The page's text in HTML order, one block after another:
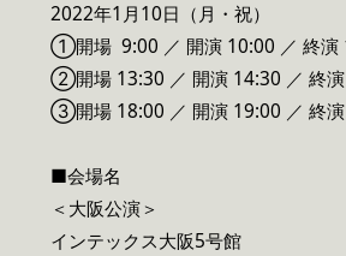
2022年1月10日（月・祝）
①開場 9:00 ／ 開演 10:00 ／ 終演
②開場 13:30 ／ 開演 14:30 ／ 終
③開場 18:00 ／ 開演 19:00 ／ 終
■会場名
＜大阪公演＞
インテックス大阪5号館